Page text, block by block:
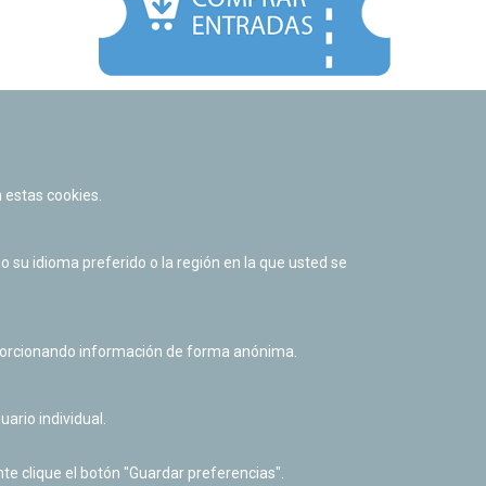
Política de cookies
Derecho de acceso a información pública
cookies.
su idioma preferido o la región en la que usted se
información de forma anónima.
individual.
clique el botón "Guardar preferencias".